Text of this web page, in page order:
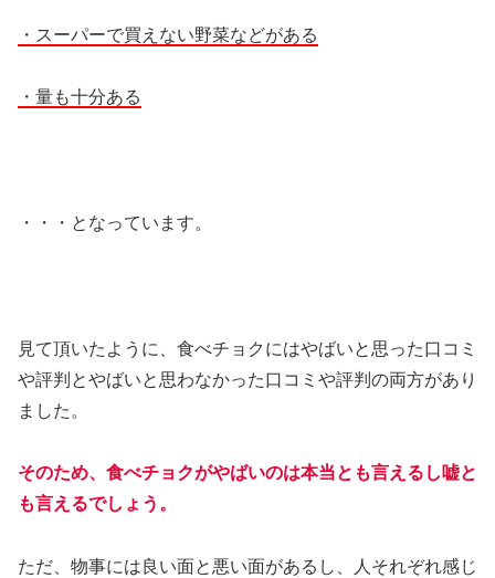
・スーパーで買えない野菜などがある
・量も十分ある
・・・となっています。
見て頂いたように、食べチョクにはやばいと思った口コミ
や評判とやばいと思わなかった口コミや評判の両方があり
ました。
そのため、食べチョクがやばいのは本当とも言えるし嘘と
も言えるでしょう。
ただ、物事には良い面と悪い面があるし、人それぞれ感じ